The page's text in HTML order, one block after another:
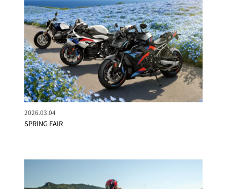
SPRING FAIR
2026.03.04